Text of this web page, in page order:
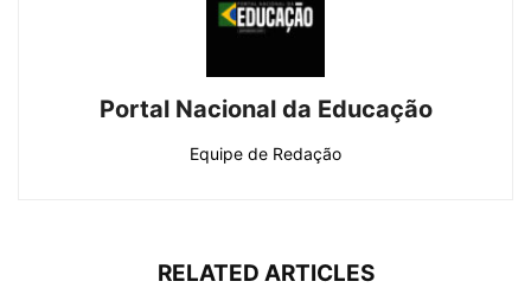
Portal Nacional da Educação
Equipe de Redação
RELATED ARTICLES